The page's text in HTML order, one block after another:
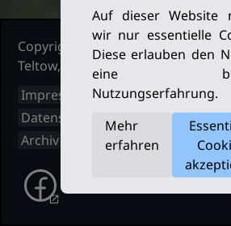
Copyright Ruderclub
Teltow, 2026. Alle Rechte
Impressum
Datenschutz
Archiv
Auf dieser Website
wir nur essentielle
Diese erlauben den
eine
Nutzungserfahrung.
Mehr
erfahren